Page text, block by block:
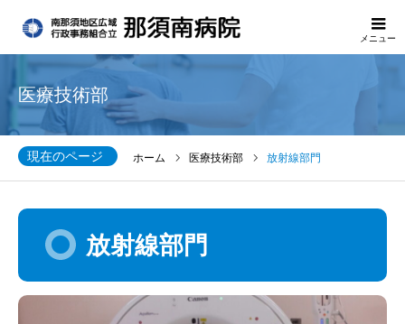
メニュー
医療技術部
現在のページ ホーム 医療技術部 放射線部門
放射線部門